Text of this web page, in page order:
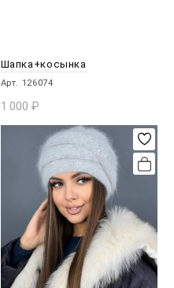
Шапка+косынка
Арт. 126074
1 000 ₽
В КОРЗИНУ